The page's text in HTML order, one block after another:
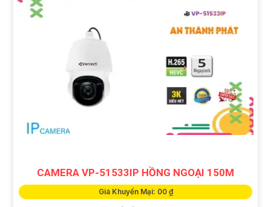
CAMERA VP-51533IP HỒNG NGOẠI 150M
Giá Khuyến Mại: 00 ₫